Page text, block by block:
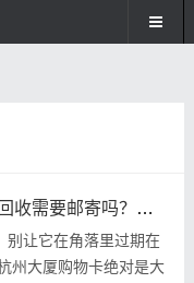
杭州大厦购物卡回收需要邮寄吗？现阶段回收价格是多少呢？
别让它在角落里过期在
州大厦购物卡绝对是大